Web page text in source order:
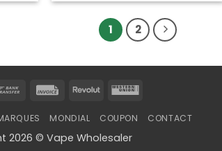
1 2
Bank
Invoice RevolutWestern
MONDIAL COUPON CONTACT
2026 © Vape Wholesaler